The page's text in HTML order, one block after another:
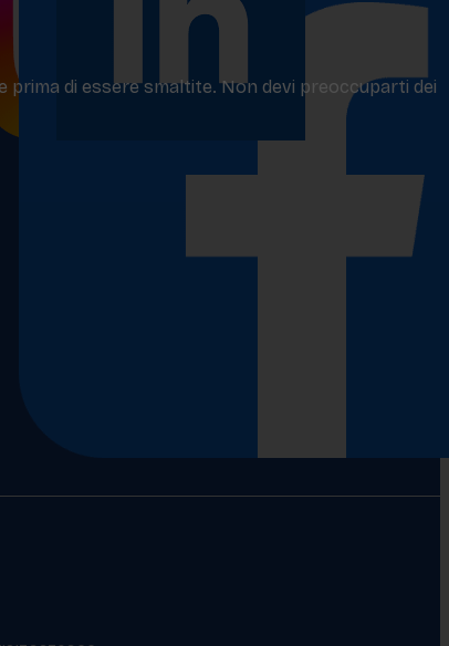
di essere smaltite. Non devi preoccuparti dei